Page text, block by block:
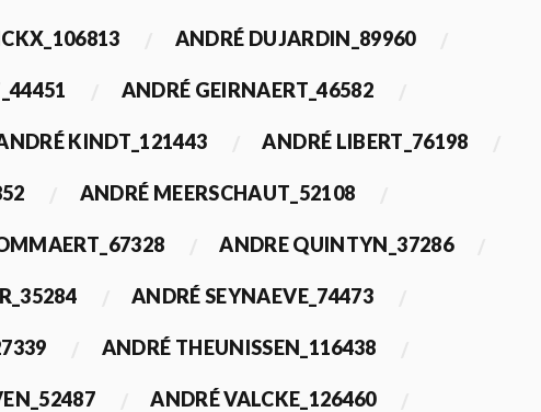
ANDRÉ DUJARDIN_89960
ANDRÉ GEIRNAERT_46582
KINDT_121443 ANDRÉ LIBERT_76198
ANDRÉ MEERSCHAUT_52108
ANDRE QUINTYN_37286
ANDRÉ SEYNAEVE_74473
ANDRÉ THEUNISSEN_116438
ANDRÉ VALCKE_126460